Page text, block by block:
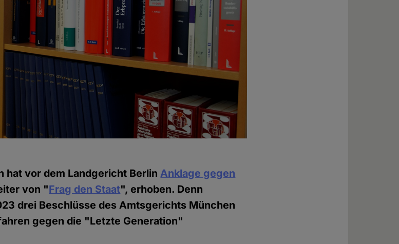
hat vor dem Landgericht BerlinAnklage gegen
von "Frag den Staat", erhoben. Denn
drei Beschlüsse des Amtsgerichts München
gegen die "Letzte Generation"